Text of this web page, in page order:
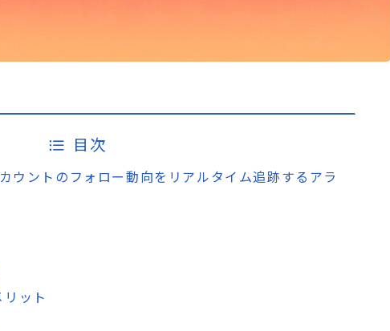
目次
ントのフォロー動向をリアルタイム追跡するアラ
ット